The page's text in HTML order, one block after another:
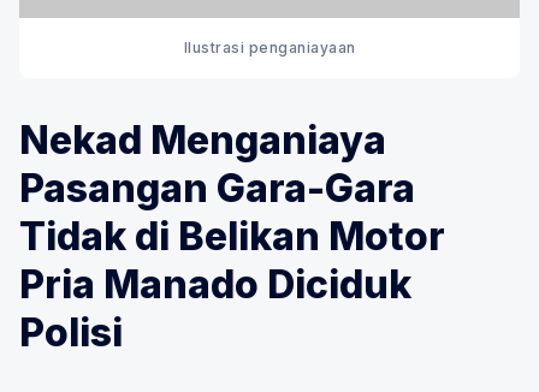
Ilustrasi penganiayaan
Nekad Menganiaya
Pasangan Gara-Gara
Tidak di Belikan Motor
Pria Manado Diciduk
Polisi